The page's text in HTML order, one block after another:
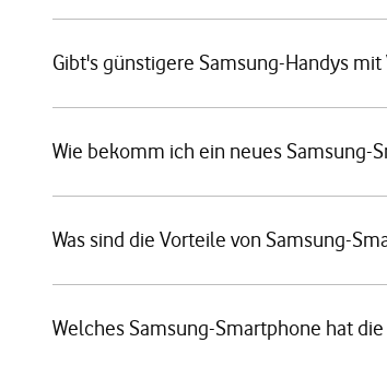
Gibt's günstigere Samsung-Handys
Wie bekomm ich ein neues Samsung-
Was sind die Vorteile von Samsung-
Welches Samsung-Smartphone hat